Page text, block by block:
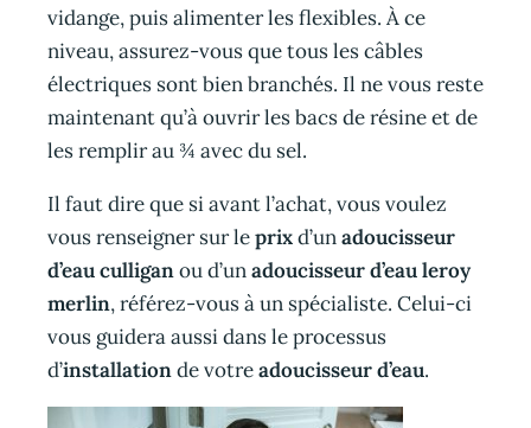
vidange, puis alimenter les flexibles. À ce
niveau, assurez-vous que tous les câbles
électriques sont bien branchés. Il ne vous reste
maintenant qu’à ouvrir les bacs de résine et de
les remplir au ¾ avec du sel.
Il faut dire que si avant l’achat, vous voulez
vous renseigner sur leprixd’unadoucisseur
d’eau culliganou d’unadoucisseur d’eau leroy
merlin, référez-vous à un spécialiste. Celui-ci
vous guidera aussi dans le processus
d’installationde votreadoucisseur d’eau.